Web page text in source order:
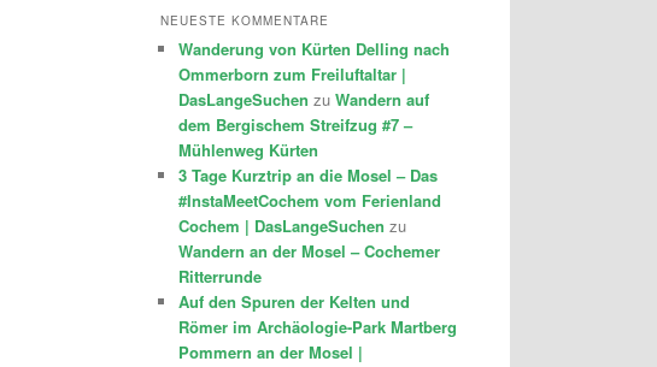
NEUESTE KOMMENTARE
Wanderung von Kürten Delling nach
Ommerborn zum Freiluftaltar |
DasLangeSuchen zu Wandern auf
dem Bergischem Streifzug #7 –
Mühlenweg Kürten
3 Tage Kurztrip an die Mosel – Das
#InstaMeetCochem vom Ferienland
Cochem | DasLangeSuchen zu
Wandern an der Mosel – Cochemer
Ritterrunde
Auf den Spuren der Kelten und
Römer im Archäologie-Park Martberg
Pommern an der Mosel |